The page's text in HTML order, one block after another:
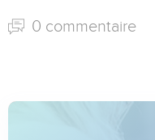
0 commentaire